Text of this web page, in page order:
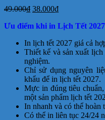
49.000₫ Giá
là:
38.000₫Giá
tại
38.000₫.
Ưu điểm khi in Lịch Tết
In lịch tết 2027 giá cả
Thiết kế và sản xuất
nghiệm.
Chỉ sử dụng nguyên
khẩu để in lịch tết 2027.
Mực in đúng tiêu
một sản phẩm lịch tết
In nhanh và có thể hoàn
Có thể in liên tục 24/24